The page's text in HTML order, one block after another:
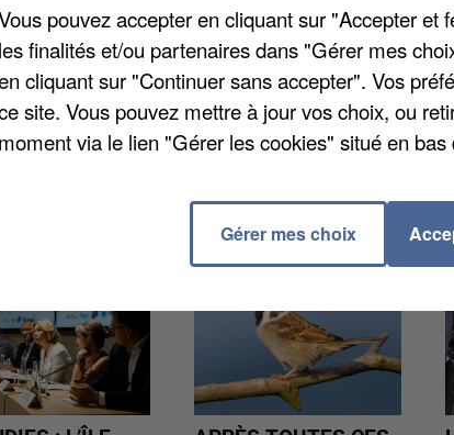
. pouvez accepter en cliquant sur "Accepter et
les finalités et/ou partenaires dans "Gérer mes
cliquant sur "Continuer sans accepter". Vos
site. Vous pouvez mettre à jour vos choix, ou
moment via le lien "Gérer les cookies" situé en bas
Gérer mes choix